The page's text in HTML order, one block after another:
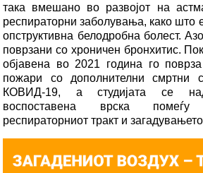
така вмешано во развојот на
респираторни заболувања, како
опструктивна белодробна болест.
поврзани со хроничен бронхитис.
објавена во 2021 година го
пожари со дополнителни смртни
КОВИД-19, а студијата се
воспоставена врска
респираторниот тракт и